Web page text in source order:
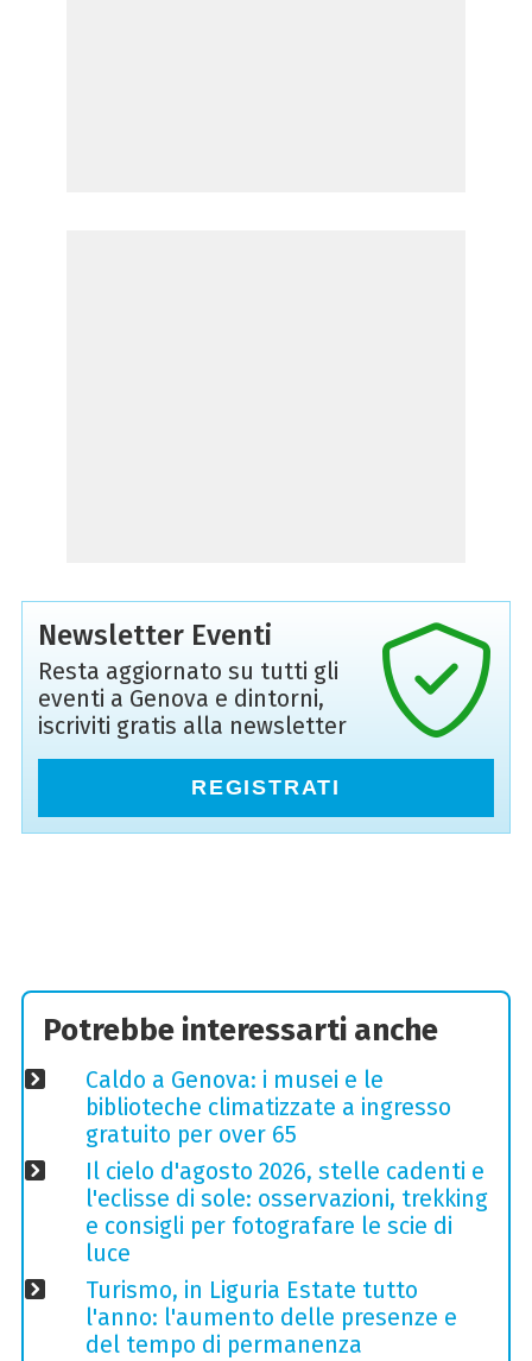
Newsletter Eventi
Resta aggiornato su tutti gli
eventi a Genova e dintorni,
iscriviti gratis alla newsletter
REGISTRATI
Potrebbe interessarti anche
Caldo a Genova: i musei e le
biblioteche climatizzate a ingresso
gratuito per over 65
Il cielo d'agosto 2026, stelle cadenti e
l'eclisse di sole: osservazioni, trekking
e consigli per fotografare le scie di
luce
Turismo, in Liguria Estate tutto
l'anno: l'aumento delle presenze e
del tempo di permanenza